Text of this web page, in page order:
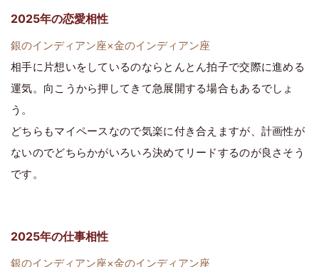
2025年の恋愛相性
銀のインディアン座×金のインディアン座
相手に片想いをしているのならとんとん拍子で交際に進める
運気。向こうから押してきて急展開する場合もあるでしょ
う。
どちらもマイペースなので気楽に付き合えますが、計画性が
ないのでどちらかがいろいろ決めてリードするのが良さそう
です。
2025年の仕事相性
銀のインディアン座×金のインディアン座